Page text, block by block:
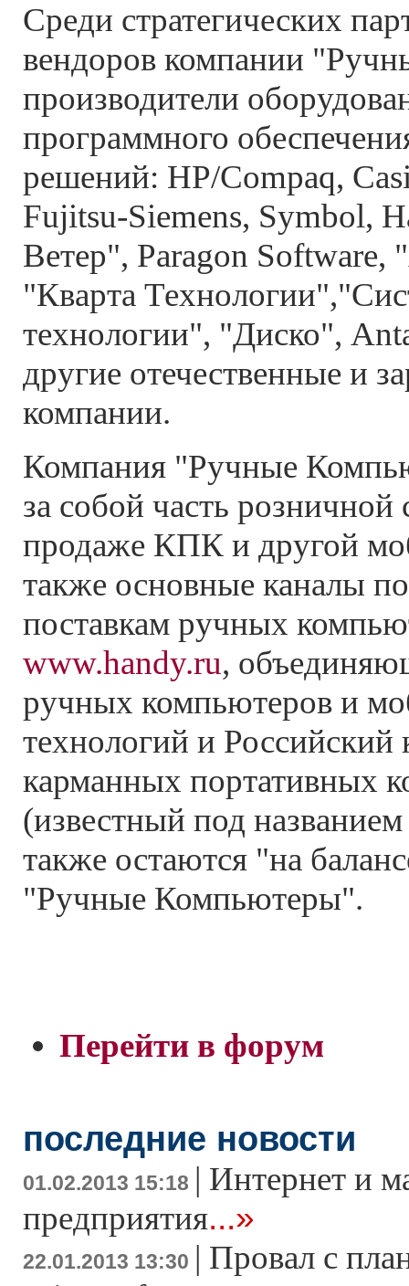
Среди стратегических
вендоров компании
производители
программного
решений: HP/Compaq,
Fujitsu-Siemens, Symbol,
Ветер", Paragon Software,
"Кварта
технологии", "Диско",
другие отечественные и
компании.
Компания "Ручные
за собой часть
продаже КПК и другой
также основные каналы
поставкам ручных
www.handy.ru,
ручных компьютеров и
технологий и Российский
карманных портативных
(известный под
также остаются "на
"Ручные Компьютеры".
Перейти в форум
последние новости
01.02.2013 15:18 | Интернет и
предприятия...»
22.01.2013 13:30 | Провал с